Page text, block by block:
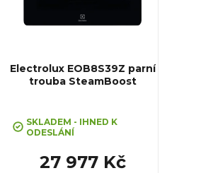
Electrolux EOB8S39Z parní
trouba SteamBoost
SKLADEM - IHNED K
ODESLÁNÍ
27 977 Kč